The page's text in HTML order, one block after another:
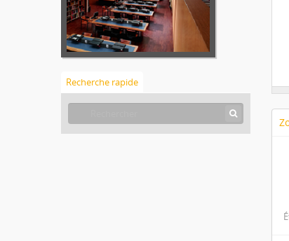
Recherche rapide